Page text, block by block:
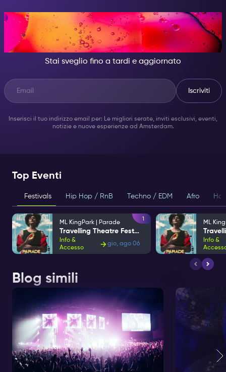
DI NOTTE, DIVENTA
QUALCUNO DI GRANDIOSO.
Stai sveglio fino a tardi e aggiornato
Iscriviti
Inserisci il tuo indirizzo email per: Le migliori serate, inviti esclusivi, eventi,
notizie e nuove esperienze ad Amsterdam.
Top Eventi
Festivals Hip Hop / RnB Techno / EDM Afro
ML KingPark | Parade
Travelling Theatre Festival
Info &
Accesso
gio, ago 06
1
ML
Info &
Blog simili